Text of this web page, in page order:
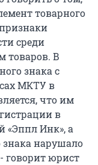
товарного
среди
товаров. В
знака с
МКТУ в
что им
в
«Эппл Инк», а
знака нарушало
говорит юрист